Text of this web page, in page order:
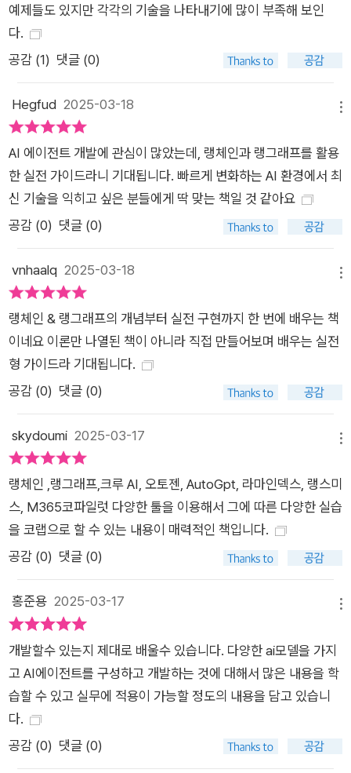
예제들도 있지만 각각의 기술을 나타내기에 많이 부족해 보인
다.
공감 (1) 댓글 (0)
Hegfud 2025-03-18
AI 에이전트 개발에 관심이 많았는데, 랭체인과 랭그래프를 활용
한 실전 가이드라니 기대됩니다. 빠르게 변화하는 AI 환경에서 최
신 기술을 익히고 싶은 분들에게 딱 맞는 책일 것 같아요
공감 (0) 댓글 (0)
vnhaalq 2025-03-18
랭체인 & 랭그래프의 개념부터 실전 구현까지 한 번에 배우는 책
이네요 이론만 나열된 책이 아니라 직접 만들어보며 배우는 실전
형 가이드라 기대됩니다.
공감 (0) 댓글 (0)
skydoumi 2025-03-17
랭체인 ,랭그래프,크루 AI, 오토젠, AutoGpt, 라마인덱스, 랭스미
스, M365코파일럿 다양한 툴을 이용해서 그에 따른 다양한 실습
을 코랩으로 할 수 있는 내용이 매력적인 책입니다.
공감 (0) 댓글 (0)
홍준용 2025-03-17
개발할수 있는지 제대로 배울수 있습니다. 다양한 ai모델을 가지
고 AI에이전트를 구성하고 개발하는 것에 대해서 많은 내용을 학
습할 수 있고 실무에 적용이 가능할 정도의 내용을 담고 있습니
다.
공감 (0) 댓글 (0)